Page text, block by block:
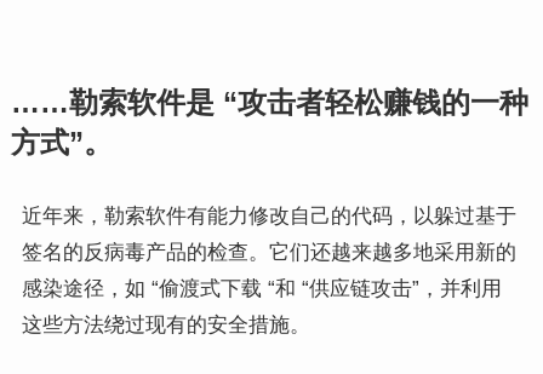
……勒索软件是 “攻击者轻松赚钱的一种
方式”。
近年来，勒索软件有能力修改自己的代码，以躲过基于
签名的反病毒产品的检查。它们还越来越多地采用新的
感染途径，如 “偷渡式下载 “和 “供应链攻击”，并利用
这些方法绕过现有的安全措施。